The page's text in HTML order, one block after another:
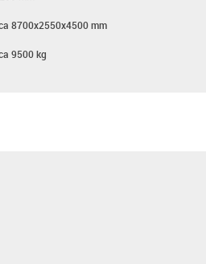
8700x2550x4500 mm
9500 kg